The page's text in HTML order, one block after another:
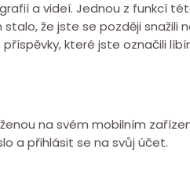
a videí. Jednou z funkcí
že jste se později snažili
které jste označili
na svém mobilním
a přihlásit se na svůj účet.